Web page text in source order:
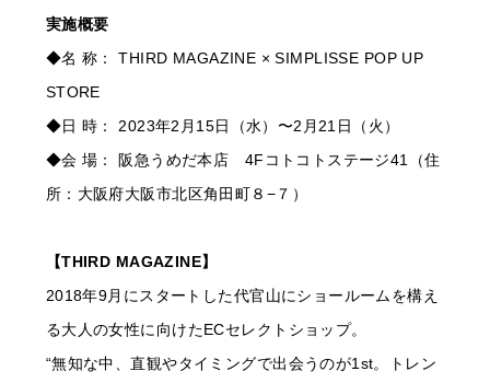
実施概要
◆名 称： THIRD MAGAZINE × SIMPLISSE POP UP
STORE
◆日 時： 2023年2月15日（水）〜2月21日（火）
◆会 場： 阪急うめだ本店 4Fコトコトステージ41（住
所：大阪府大阪市北区角田町８−７）
【THIRD MAGAZINE】
2018年9月にスタートした代官山にショールームを構え
る大人の女性に向けたECセレクトショップ。
“無知な中、直観やタイミングで出会うのが1st。トレン